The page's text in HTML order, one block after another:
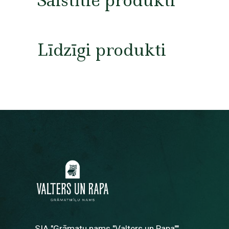
Līdzīgi produkti